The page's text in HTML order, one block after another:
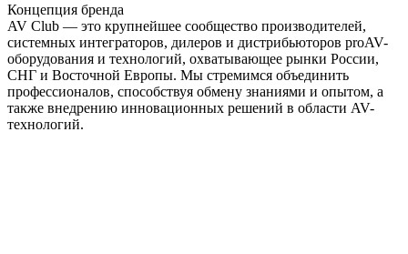
Концепция бренда
AV Club — это крупнейшее сообщество производителей,
системных интеграторов, дилеров и дистрибьюторов proAV-
оборудования и технологий, охватывающее рынки России,
СНГ и Восточной Европы. Мы стремимся объединить
профессионалов, способствуя обмену знаниями и опытом, а
также внедрению инновационных решений в области AV-
технологий.